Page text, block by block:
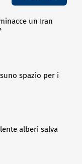
un Iran
spazio per i
alberi salva